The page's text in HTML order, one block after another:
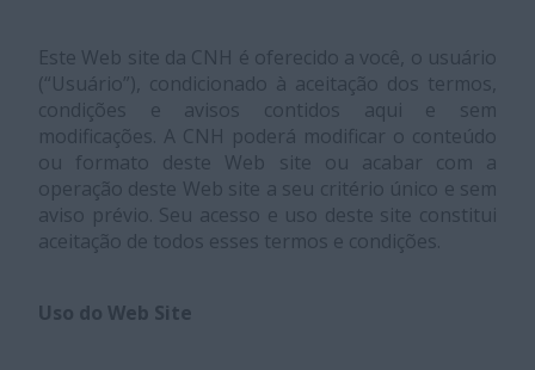
Este Web site da CNH é oferecido a você, o usuário
(“Usuário”), condicionado à aceitação dos termos,
condições e avisos contidos aqui e sem
modificações. A CNH poderá modificar o conteúdo
ou formato deste Web site ou acabar com a
operação deste Web site a seu critério único e sem
aviso prévio. Seu acesso e uso deste site constitui
aceitação de todos esses termos e condições.
Uso do Web Site